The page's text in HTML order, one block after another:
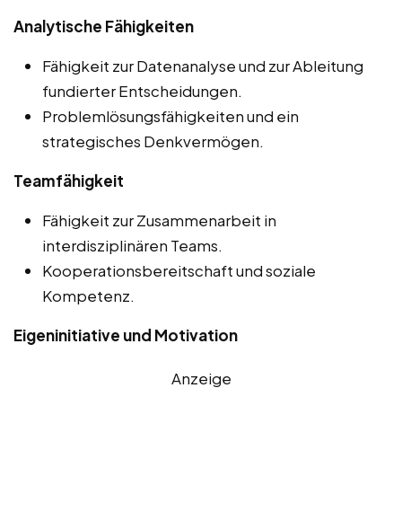
Analytische Fähigkeiten
Fähigkeit zur Datenanalyse und zur Ableitung
fundierter Entscheidungen.
Problemlösungsfähigkeiten und ein
strategisches Denkvermögen.
Teamfähigkeit
Fähigkeit zur Zusammenarbeit in
interdisziplinären Teams.
Kooperationsbereitschaft und soziale
Kompetenz.
Eigeninitiative und Motivation
Anzeige